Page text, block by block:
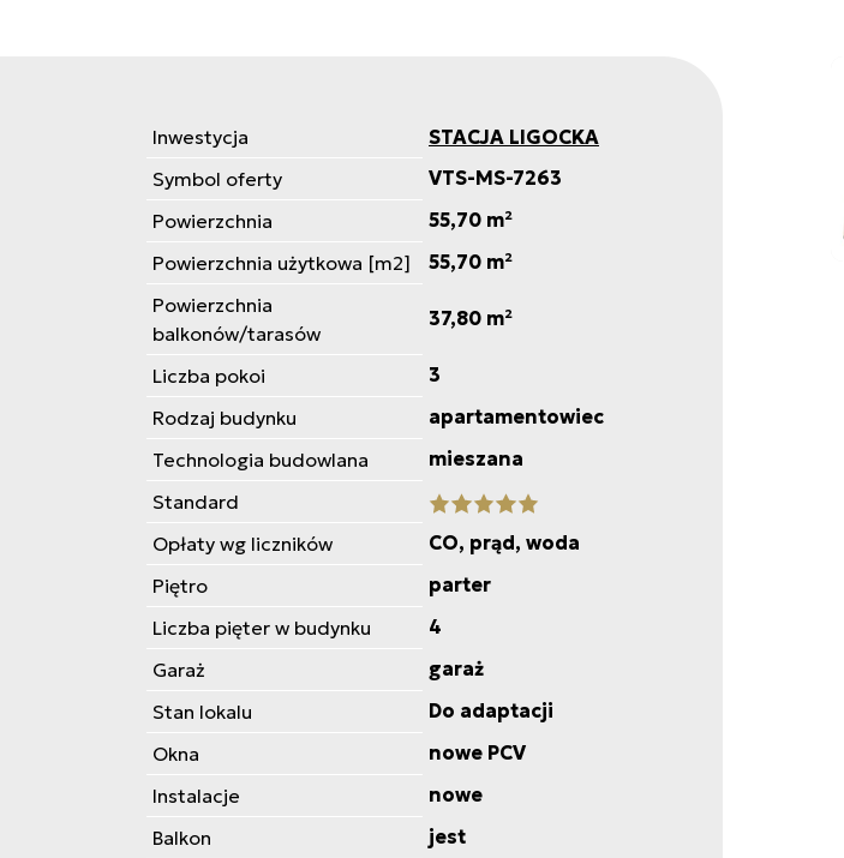
Inwestycja
STACJA LIGOCKA
Symbol oferty
VTS-MS-7263
Powierzchnia
55,70 m²
Powierzchnia użytkowa [m2]
55,70 m²
Powierzchnia
balkonów/tarasów
37,80 m²
Liczba pokoi
3
Rodzaj budynku
apartamentowiec
Technologia budowlana
mieszana
Standard
Opłaty wg liczników
CO, prąd, woda
Piętro
parter
Liczba pięter w budynku
4
Garaż
garaż
Stan lokalu
Do adaptacji
Okna
nowe PCV
Instalacje
nowe
Balkon
jest